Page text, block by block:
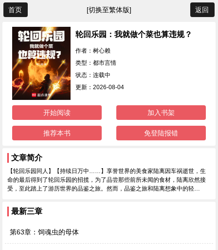
首页 [切换至繁体版] 返回
轮回乐园：我就做个菜也算违规？
作者：树心赖
类型：都市言情
状态：连载中
更新：2026-08-04
开始阅读 加入书架
推荐本书 免登陆报错
文章简介
【轮回乐园同人】【持续日万中……】享誉世界的美食家陆离因车祸逝世，生
命的最后得到了轮回乐园的招揽，为了品尝那些前所未闻的食材，陆离欣然接
受，至此踏上了游历世界的品鉴之旅。然而，品鉴之旅和陆离想象中的轻…
最新三章
第63章：饲魂虫的母体